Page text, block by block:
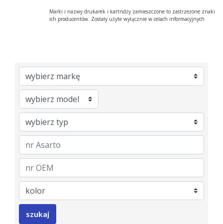
Marki i nazwy drukarek i kartridży zamieszczone to zastrzeżone znaki
ich producentów. Zostały użyte wyłącznie w celach informacyjnych
Brand
Model
Category
nrAsarto
nrOem
Color
szukaj